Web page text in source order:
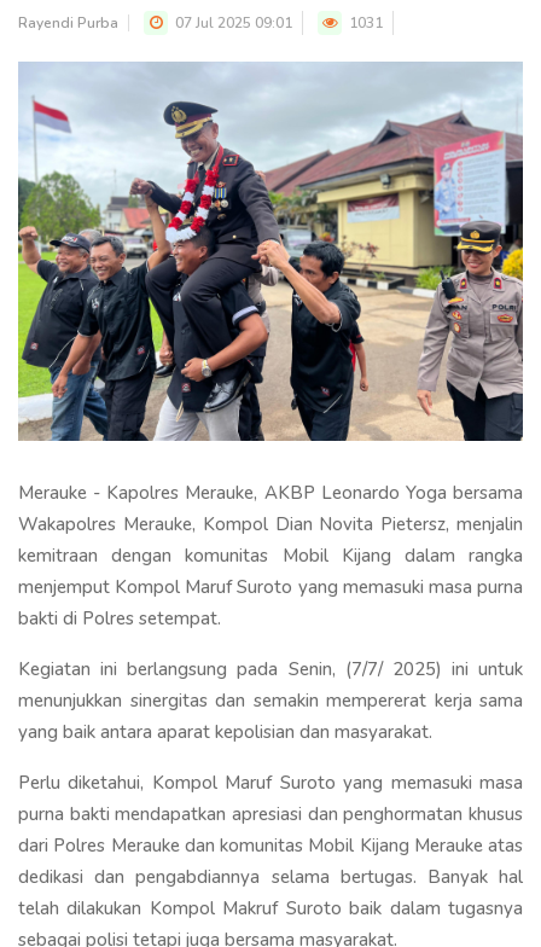
Rayendi Purba 07 Jul 2025 09:01 1031
Merauke - Kapolres Merauke, AKBP Leonardo Yoga bersama
Wakapolres Merauke, Kompol Dian Novita Pietersz, menjalin
kemitraan dengan komunitas Mobil Kijang dalam rangka
menjemput Kompol Maruf Suroto yang memasuki masa purna
bakti di Polres setempat.
Kegiatan ini berlangsung pada Senin, (7/7/ 2025) ini untuk
menunjukkan sinergitas dan semakin mempererat kerja sama
yang baik antara aparat kepolisian dan masyarakat.
Perlu diketahui, Kompol Maruf Suroto yang memasuki masa
purna bakti mendapatkan apresiasi dan penghormatan khusus
dari Polres Merauke dan komunitas Mobil Kijang Merauke atas
dedikasi dan pengabdiannya selama bertugas. Banyak hal
telah dilakukan Kompol Makruf Suroto baik dalam tugasnya
sebagai polisi tetapi juga bersama masyarakat.